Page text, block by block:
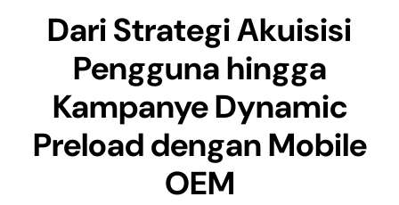
Dari Strategi Akuisisi
Pengguna hingga
Kampanye Dynamic
Preload dengan Mobile
OEM